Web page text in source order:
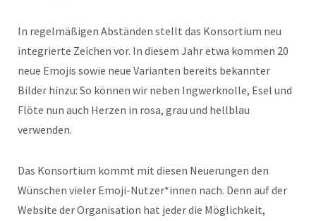
In regelmäßigen Abständen stellt das Konsortium neu
integrierte Zeichen vor. In diesem Jahr etwa kommen 20
neue Emojis sowie neue Varianten bereits bekannter
Bilder hinzu: So können wir neben Ingwerknolle, Esel und
Flöte nun auch Herzen in rosa, grau und hellblau
verwenden.
Das Konsortium kommt mit diesen Neuerungen den
Wünschen vieler Emoji-Nutzer*innen nach. Denn auf der
Website der Organisation hat jeder die Möglichkeit,